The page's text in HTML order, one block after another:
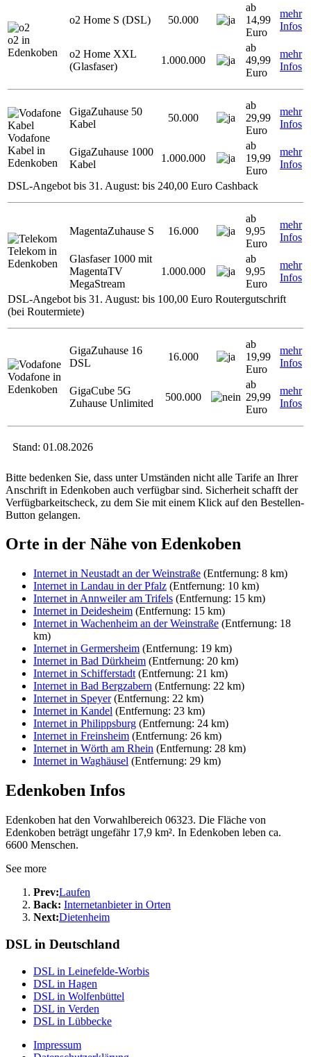
o2 in
Edenkoben
o2 Home S (DSL) 50.000
ab
14,99
Euro
mehr
Infos
o2 Home XXL
(Glasfaser)
1.000.000
ab
49,99
Euro
mehr
Infos
Vodafone
Kabel in
Edenkoben
GigaZuhause 50
Kabel
50.000
ab
29,99
Euro
mehr
Infos
GigaZuhause 1000
Kabel
1.000.000
ab
19,99
Euro
mehr
Infos
DSL-Angebot bis 31. August: bis 240,00 Euro Cashback
Telekom in
Edenkoben
MagentaZuhause S 16.000
ab
9,95
Euro
mehr
Infos
Glasfaser 1000 mit
MagentaTV
MegaStream
1.000.000
ab
9,95
Euro
mehr
Infos
DSL-Angebot bis 31. August: bis 100,00 Euro Routergutschrift
(bei Routermiete)
Vodafone in
Edenkoben
GigaZuhause 16
DSL
16.000
ab
19,99
Euro
mehr
Infos
GigaCube 5G
Zuhause Unlimited
500.000
ab
29,99
Euro
mehr
Infos
Stand: 01.08.2026
Bitte bedenken Sie, dass unter Umständen nicht alle Tarife an Ihrer
Anschrift in Edenkoben auch verfügbar sind. Sicherheit schafft der
Verfügbarkeitscheck, zu dem Sie mit einem Klick auf den Bestellen-
Button gelangen.
Orte in der Nähe von Edenkoben
Internet in Neustadt an der Weinstraße (Entfernung: 8 km)
Internet in Landau in der Pfalz (Entfernung: 10 km)
Internet in Annweiler am Trifels (Entfernung: 15 km)
Internet in Deidesheim (Entfernung: 15 km)
Internet in Wachenheim an der Weinstraße (Entfernung: 18
km)
Internet in Germersheim (Entfernung: 19 km)
Internet in Bad Dürkheim (Entfernung: 20 km)
Internet in Schifferstadt (Entfernung: 21 km)
Internet in Bad Bergzabern (Entfernung: 22 km)
Internet in Speyer(Entfernung: 22 km)
Internet in Kandel (Entfernung: 23 km)
Internet in Philippsburg (Entfernung: 24 km)
Internet in Freinsheim (Entfernung: 26 km)
Internet in Wörth am Rhein (Entfernung: 28 km)
Internet in Waghäusel (Entfernung: 29 km)
Edenkoben Infos
Edenkoben hat den Vorwahlbereich 06323. Die Fläche von
Edenkoben beträgt ungefähr 17,9 km². In Edenkoben leben ca.
6600 Menschen.
See more
Prev:Laufen
Back: Internetanbieter in Orten
Next:Dietenheim
DSL in Deutschland
DSL in Leinefelde-Worbis
DSL in Hagen
DSL in Wolfenbüttel
DSL in Verden
DSL in Lübbecke
Impressum